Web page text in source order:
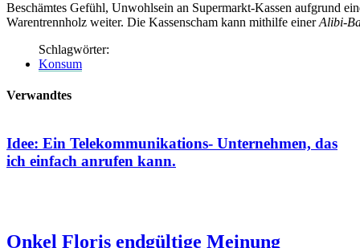
Beschämtes Gefühl, Unwohlsein an Supermarkt-Kassen aufgrund
Warentrennholz weiter. Die Kassenscham kann mithilfe einerAlibi-
Schlagwörter:
Konsum
Verwandtes
Idee: Ein Telekommunikations- Unternehmen, das
ich einfach anrufen kann.
Onkel Floris endgültige Meinung